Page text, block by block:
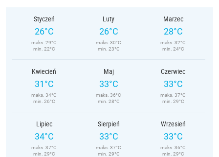
Styczeń
26°C
maks. 29°C
min. 22°C
Luty
26°C
maks. 30°C
min. 23°C
Marzec
28°C
maks. 32°C
min. 24°C
Kwiecień
31°C
maks. 34°C
min. 26°C
Maj
33°C
maks. 36°C
min. 28°C
Czerwiec
33°C
maks. 37°C
min. 29°C
Lipiec
34°C
maks. 37°C
min. 29°C
Sierpień
33°C
maks. 37°C
min. 29°C
Wrzesień
33°C
maks. 36°C
min. 29°C